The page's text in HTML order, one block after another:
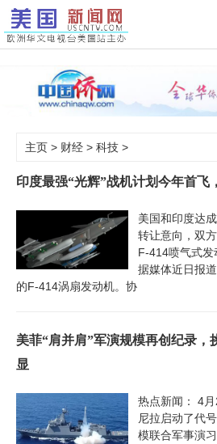
主页 > 财经 > 科技 >
印度最强“光辉”战机计划今年首飞
美国和印度达
转让意向，双
F-414喷气式发
据媒体近日报
的F-414涡扇发动机。协
美菲“肩并肩”军演规模再创纪录，
显
热点新闻： 4
尼拉启动了代
模联合军事演